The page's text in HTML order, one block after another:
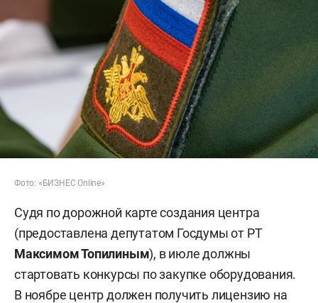
Фото: «БИЗНЕС Online»
Судя по дорожной карте создания центра
(предоставлена депутатом Госдумы от РТ
Максимом Топилиным), в июле должны
стартовать конкурсы по закупке оборудования.
В ноябре центр должен получить лицензию на